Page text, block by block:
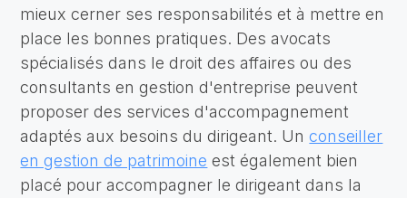
mieux cerner ses responsabilités et à mettre en
place les bonnes pratiques. Des avocats
spécialisés dans le droit des affaires ou des
consultants en gestion d'entreprise peuvent
proposer des services d'accompagnement
adaptés aux besoins du dirigeant. Unconseiller
en gestion de patrimoine est également bien
placé pour accompagner le dirigeant dans la